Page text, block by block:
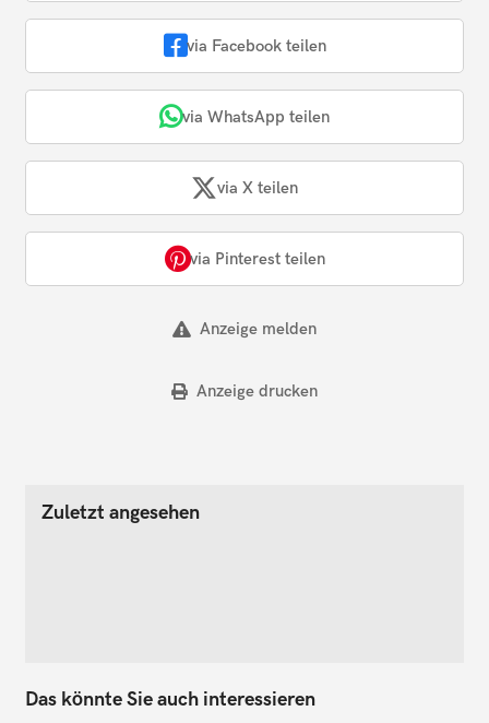
via Facebook teilen
via WhatsApp teilen
via X teilen
via Pinterest teilen
Anzeige melden
Anzeige drucken
Zuletzt angesehen
Das könnte Sie auch interessieren